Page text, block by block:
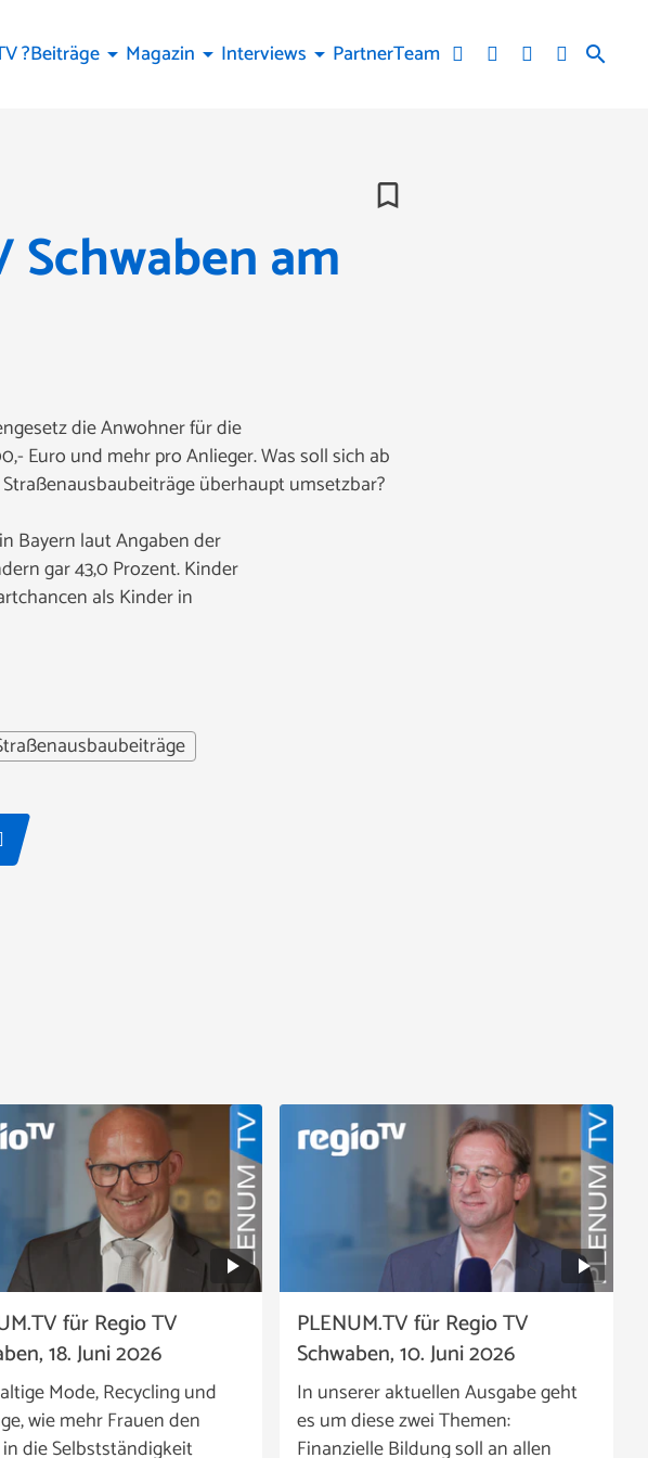
search
?Beiträge arrow_drop_down Magazin arrow_drop_down Interviews arrow_drop_down PartnerTeam
bookmark_border
Schwaben am
die Anwohner für die
Euro und mehr pro Anlieger. Was soll sich ab
überhaupt umsetzbar?
Bayern laut Angaben der
gar 43,0 Prozent. Kinder
als Kinder in
für Regio TV
18. Juni 2026
Mode, Recycling und
wie mehr Frauen den
die Selbstständigkeit
PLENUM.TV für Regio TV
Schwaben, 10. Juni 2026
In unserer aktuellen Ausgabe geht
es um diese zwei Themen:
Finanzielle Bildung soll an allen